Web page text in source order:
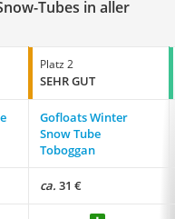
Tubes in aller
Platz 2
SEHR GUT
Gofloats Winter
Snow Tube
Toboggan
ca. 31 €